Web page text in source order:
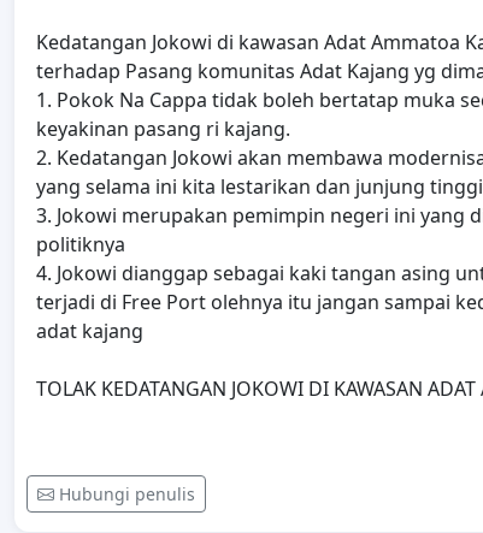
Kedatangan Jokowi di kawasan Adat Ammatoa
terhadap Pasang komunitas Adat Kajang yg
1. Pokok Na Cappa tidak boleh bertatap muka
keyakinan pasang ri kajang.
2. Kedatangan Jokowi akan membawa
yang selama ini kita lestarikan dan junjung
3. Jokowi merupakan pemimpin negeri ini yang
politiknya
4. Jokowi dianggap sebagai kaki tangan asing
terjadi di Free Port olehnya itu jangan sampai
adat kajang
TOLAK KEDATANGAN JOKOWI DI KAWASAN
Hubungi penulis